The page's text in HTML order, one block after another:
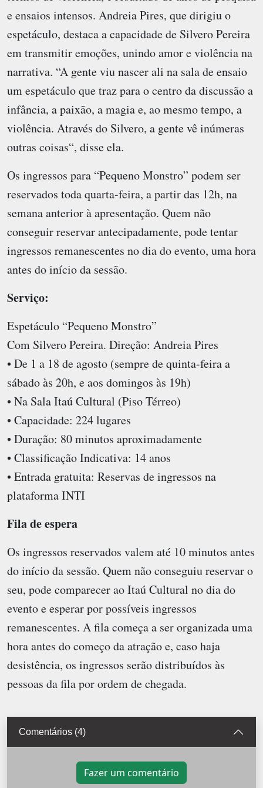
e ensaios intensos. Andreia Pires, que dirigiu o
espetáculo, destaca a capacidade de Silvero Pereira
em transmitir emoções, unindo amor e violência na
narrativa. “A gente viu nascer ali na sala de ensaio
um espetáculo que traz para o centro da discussão a
infância, a paixão, a magia e, ao mesmo tempo, a
violência. Através do Silvero, a gente vê inúmeras
outras coisas“, disse ela.
Os ingressos para “Pequeno Monstro” podem ser
reservados toda quarta-feira, a partir das 12h, na
semana anterior à apresentação. Quem não
conseguir reservar antecipadamente, pode tentar
ingressos remanescentes no dia do evento, uma hora
antes do início da sessão.
Serviço:
Espetáculo “Pequeno Monstro”
Com Silvero Pereira. Direção: Andreia Pires
• De 1 a 18 de agosto (sempre de quinta-feira a
sábado às 20h, e aos domingos às 19h)
• Na Sala Itaú Cultural (Piso Térreo)
• Capacidade: 224 lugares
• Duração: 80 minutos aproximadamente
• Classificação Indicativa: 14 anos
• Entrada gratuita: Reservas de ingressos na
plataforma INTI
Fila de espera
Os ingressos reservados valem até 10 minutos antes
do início da sessão. Quem não conseguiu reservar o
seu, pode comparecer ao Itaú Cultural no dia do
evento e esperar por possíveis ingressos
remanescentes. A fila começa a ser organizada uma
hora antes do começo da atração e, caso haja
desistência, os ingressos serão distribuídos às
pessoas da fila por ordem de chegada.
Comentários (4)
Fazer um comentário